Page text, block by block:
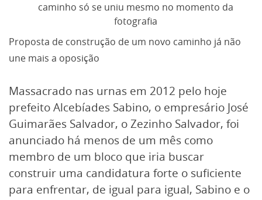
caminho só se uniu mesmo no momento da
fotografia
Proposta de construção de um novo caminho já não
une mais a oposição
Massacrado nas urnas em 2012 pelo hoje
prefeito Alcebíades Sabino, o empresário José
Guimarães Salvador, o Zezinho Salvador, foi
anunciado há menos de um mês como
membro de um bloco que iria buscar
construir uma candidatura forte o suficiente
para enfrentar, de igual para igual, Sabino e o